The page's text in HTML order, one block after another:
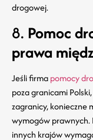
drogowej.
8. Pomoc
prawa
Jeśli firmapomocy
poza granicami
zagranicy, konieczne
wymogów prawnych.
innych krajów